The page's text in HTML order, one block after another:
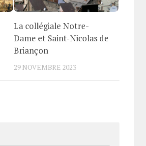
La collégiale Notre-
Dame et Saint-Nicolas de
Briançon
29 NOVEMBRE 2023